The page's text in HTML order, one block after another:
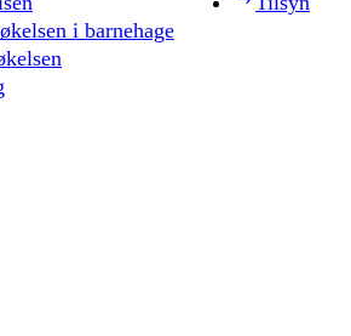
i barnehage